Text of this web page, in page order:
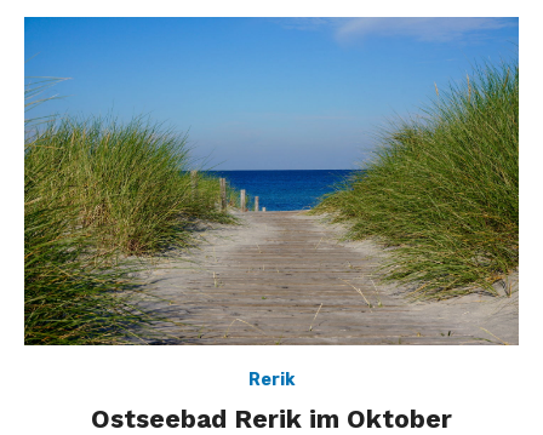
Rerik
Ostseebad Rerik im Oktober